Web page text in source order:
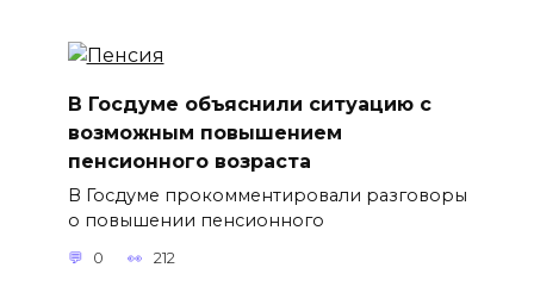
В Госдуме объяснили ситуацию с
возможным повышением
пенсионного возраста
В Госдуме прокомментировали разговоры
о повышении пенсионного
0 212